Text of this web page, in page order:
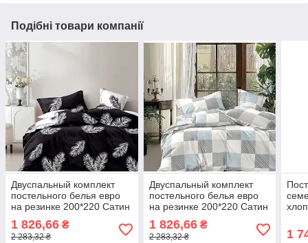
Подібні товари компанії
Двуспальный комплект
постельного белья евро
на резинке 200*220 Сатин
Люкс
1 826,66 ₴
2 283,32 ₴
Двуспальный комплект
постельного белья евро
на резинке 200*220 Сатин
Люкс
1 826,66₴
2 283,32 ₴ 1